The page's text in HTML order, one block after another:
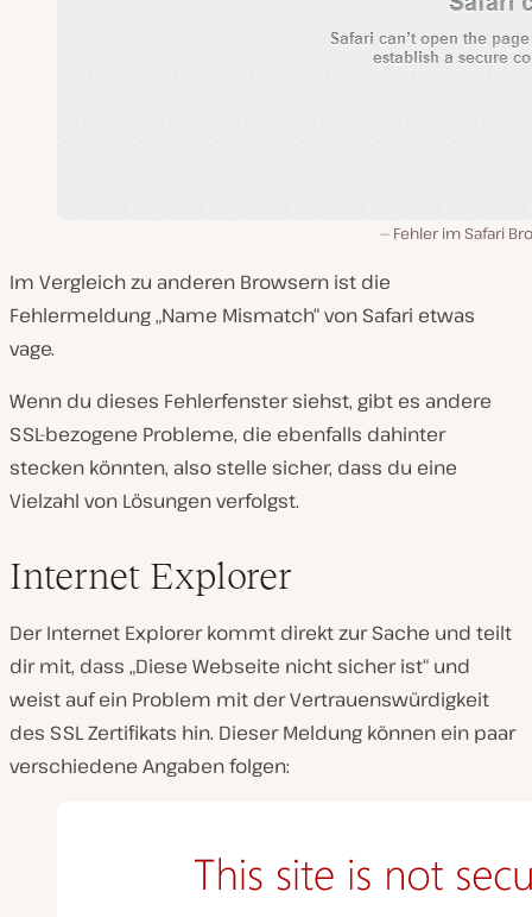
Fehler im Safari
Im Vergleich zu anderen Browsern ist die
Fehlermeldung „Name Mismatch“ von Safari etwas
vage.
Wenn du dieses Fehlerfenster siehst, gibt es andere
SSL-bezogene Probleme, die ebenfalls dahinter
stecken könnten, also stelle sicher, dass du eine
Vielzahl von Lösungen verfolgst.
Internet Explorer
Der Internet Explorer kommt direkt zur Sache und teilt
dir mit, dass „Diese Webseite nicht sicher ist“ und
weist auf ein Problem mit der Vertrauenswürdigkeit
des SSL Zertifikats hin. Dieser Meldung können ein paar
verschiedene Angaben folgen: